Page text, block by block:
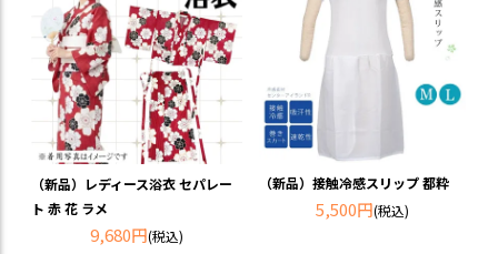
（新品）レディース浴衣 セパレー
ト 赤 花 ラメ
9,680円(税込)
（新品）接触冷感スリップ 都粋
5,500円(税込)